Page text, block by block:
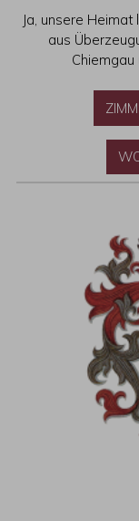
Ja, unsere
aus